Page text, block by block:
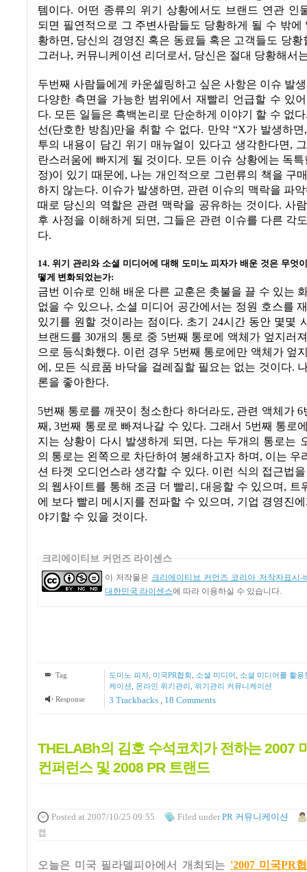
템이다. 어떤 종류의 위기 상황에서도 브랜드 연관 인
되면 필연적으로 그 주변사람들도 당황하게 될 수 밖에
황하면, 당신의 경영진 혹은 동료들 혹은 고객들도 당황
그러나, 커뮤니케이션 리더로서 , 당신은 절대 당황해서
두번째 사람들에게 카운셀링하고 싶은 사항은 이슈 발
다양한 측면을 가능한 범위에서 재빨리 언급할 수 있
다. 모든 일들은 흑백논리로 단순하게 이야기 할 수 없다
선(단호한 방침)만을 취할 수 없다. 만약 “X가 발생하면
투의 내용이 담긴 위기 매뉴얼이 있다고 생각한다면,
란스러움에 빠지게 될 것이다. 모든 이슈 상황에는 독
정)이 있기 때문에 , 나는 개인적으로 그런류의 책을 구
하지 않는다. 이슈가 발생하면, 관련 이슈의 맥락을 파
때로 당신의 역할은 관련 맥락을 공유하는 것이다.사
후 사정을 이해하게 되면, 그들은 관련 이슈를 다른 각
다.
14. 위기 관리와 소셜 미디어에 대해 도미노 피자가 배운 것은 무엇
떻게 변화되었는가:
금번 이슈로 인해 배운 다른 교훈은 촛불을 끌 수 있는
없을 수 있으나, 소셜 미디어 공간에서는 정원 호스를
있기를 원할 것이라는 점이다. 초기 24시간 동안 몇몇
브랜드를 30개의 통로 중 5번째 통로에 액체가 엎지러
으로 등식화했다. 이런 경우 5번째 통로에만 액체가 엎
에 , 모든 식료품 바닥을 걸레질할 필요는 없는 것이다.
론을 좋아한다.
5번째 통로를 깨끗이 청소한다 하더라도, 관련 액체가6
째 , 3번째 통로로 빠져나갈 수 있다. 그래서 5번째 통로
지는 상황이 다시 발생하게 되면, 다는 두개의 통로는
의 통로는 왼쪽으로 차단하여 봉쇄하고자 하며 , 이는 우
션 타겟 오디언스라 생각할 수 있다. 이런 식의 접근법
의 웹사이트를 통해 조금 더 빨리 ,대응할 수 있으며 , 트
에 보다 빨리 메시지를 전파할 수 있으며 , 기업 경영진
야기할 수 있을 것이다.
크리에이티브 커먼즈 라이센스
이 저작물은 크리에이티브 커먼즈 코리아 저작자표시-
대한민국 라이센스에 따라 이용하실 수 있습니다.
Tag 도미노 피자, 미국PR협회 소셜 미디어
소셜 미디어를 활
케이션
온라인 위기관리 위기관리 커뮤니케이션
Response
3 Trackbacks , 18 Comments
THELABh의 김호 수석코치가 전하는 2007
컨퍼런스 및 2008 PR 트랜드
Posted at 2007/10/25 09:55 Filed under PR 커뮤니케이션
캡
오늘은 미국 필라델피아에서 개최되는 '2007 미국PR